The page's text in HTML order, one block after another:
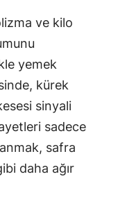
ve kilo
yemek
kürek
sinyali
sadece
safra
daha ağır